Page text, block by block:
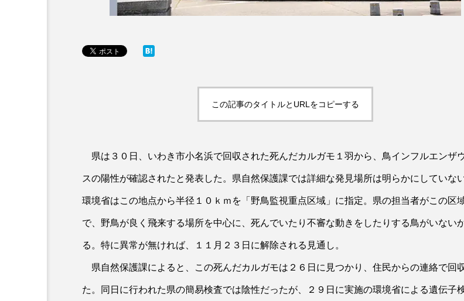
この記事のタイトルとURLをコピーする
県は３０日、いわき市小名浜で回収された死んだカルガモ１羽から、鳥インフルエンザ
スの陽性が確認されたと発表した。県自然保護課では詳細な発見場所は明らかにしていない
環境省はこの地点から半径１０ｋｍを「野鳥監視重点区域」に指定。県の担当者がこの区
で、野鳥が良く飛来する場所を中心に、死んでいたり不審な動きをしたりする鳥がいない
る。特に異常が無ければ、１１月２３日に解除される見通し。
県自然保護課によると、この死んだカルガモは２６日に見つかり、住民からの連絡で回
た。同日に行われた県の簡易検査では陰性だったが、２９日に実施の環境省による遺伝子